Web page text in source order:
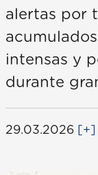
alertas por
intensas y
durante
29.03.2026 [+]